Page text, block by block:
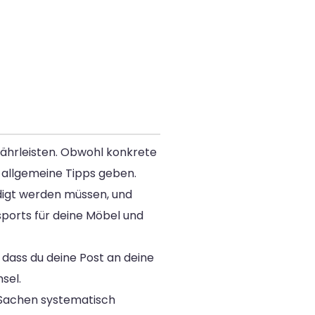
Obwohl konkrete
Tipps geben.
werden müssen, und
für deine Möbel und
du deine Post an deine
systematisch